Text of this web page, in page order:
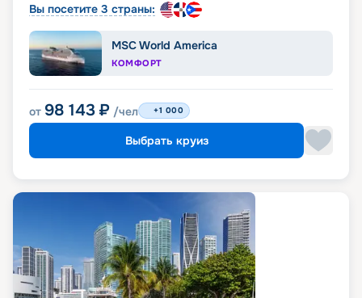
Вы посетите 3 страны:
MSC World America
КОМФОРТ
от 98 143 ₽ /чел +1 000
Выбрать круиз